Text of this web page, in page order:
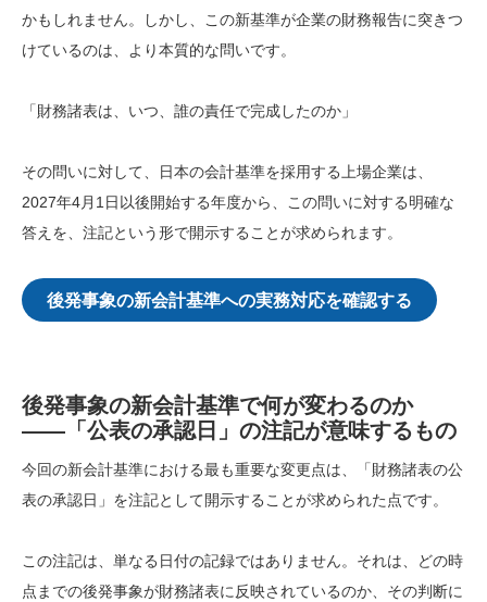
かもしれません。しかし、この新基準が企業の財務報告に突きつ
けているのは、より本質的な問いです。
「財務諸表は、いつ、誰の責任で完成したのか」
その問いに対して、日本の会計基準を採用する上場企業は、
2027年4月1日以後開始する年度から、この問いに対する明確な
答えを、注記という形で開示することが求められます。
後発事象の新会計基準への実務対応を確認する
後発事象の新会計基準で何が変わるのか
――「公表の承認日」の注記が意味するもの
今回の新会計基準における最も重要な変更点は、「財務諸表の公
表の承認日」を注記として開示することが求められた点です。
この注記は、単なる日付の記録ではありません。それは、どの時
点までの後発事象が財務諸表に反映されているのか、その判断に